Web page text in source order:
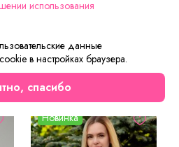
см, 56/58 - 70 см, 60/62 - 73
сайте смотрят
Новинка
использования
данные
в настройках браузера.
спасибо